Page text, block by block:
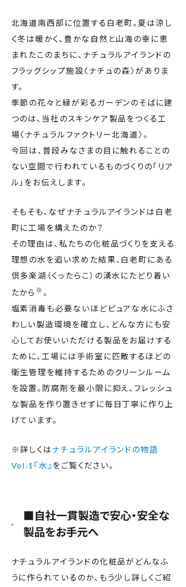
北海道南西部に位置する白老町。夏は涼し
く冬は暖かく、豊かな自然と山海の幸に恵
まれたこのまちに、ナチュラルアイランドの
フラッグシップ施設〈ナチュの森〉がありま
す。
季節の花々と緑が彩るガーデンのそばに建
つのは、当社のスキンケア製品をつくる工
場〈ナチュラルファクトリー北海道〉。
今回は、普段みなさまの目に触れることの
ない空間で行われているものづくりの「リア
ル」をお伝えします。
そもそも、なぜナチュラルアイランドは白老
町に工場を構えたのか？
その理由は、私たちの化粧品づくりを支える
理想の水を追い求めた結果、白老町にある
倶多楽湖（くったらこ）の湧水にたどり着い
たから ※ 。
塩素消毒も必要ないほどピュアな水にふさ
わしい製造環境を確立し、どんな方にも安
心してお使いいただける製品をお届けする
ために、工場には手術室に匹敵するほどの
衛生管理を維持するためのクリーンルーム
を設置。防腐剤を最小限に抑え、フレッシュ
な製品を作り置きせずに毎日丁寧に作り上
げています。
※詳しくは ナチュラルアイランドの物語
Vol.1『水』 をご覧ください。
■自社一貫製造で安心・安全な
製品をお手元へ
ナチュラルアイランドの化粧品がどんなふ
うに作られているのか、もう少し詳しくご紹